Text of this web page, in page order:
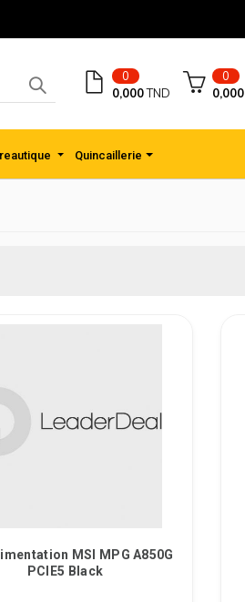
0
0,000TND
0
0,000
Quincaillerie
MSI MPG A850G
PCIE5 Black